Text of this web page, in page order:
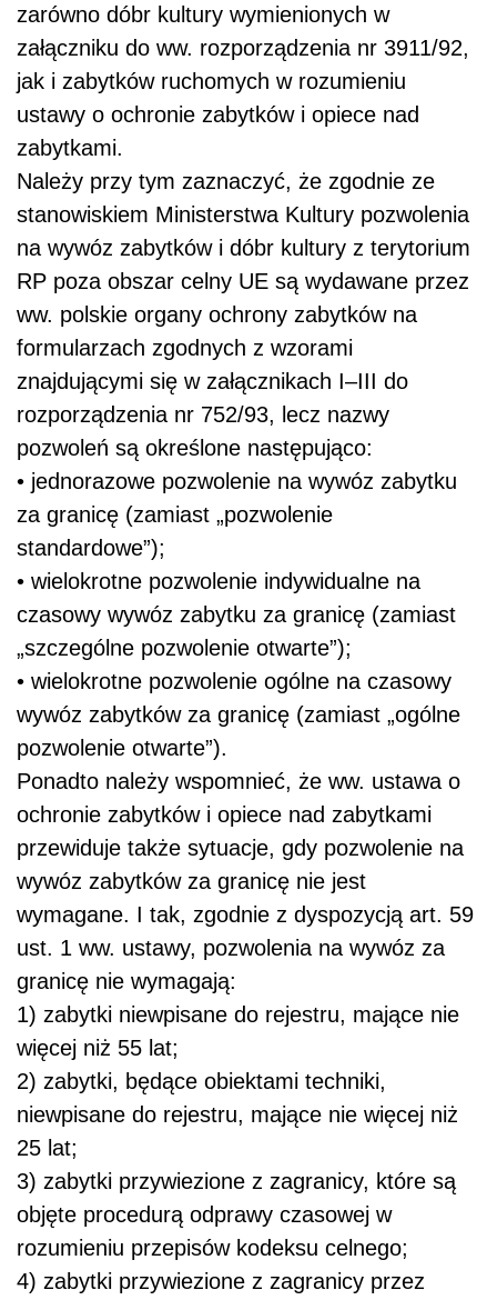
zarówno dóbr kultury wymienionych w
załączniku do ww. rozporządzenia nr 3911/92,
jak i zabytków ruchomych w rozumieniu
ustawy o ochronie zabytków i opiece nad
zabytkami.
Należy przy tym zaznaczyć, że zgodnie ze
stanowiskiem Ministerstwa Kultury pozwolenia
na wywóz zabytków i dóbr kultury z terytorium
RP poza obszar celny UE są wydawane przez
ww. polskie organy ochrony zabytków na
formularzach zgodnych z wzorami
znajdującymi się w załącznikach I–III do
rozporządzenia nr 752/93, lecz nazwy
pozwoleń są określone następująco:
• jednorazowe pozwolenie na wywóz zabytku
za granicę (zamiast „pozwolenie
standardowe”);
• wielokrotne pozwolenie indywidualne na
czasowy wywóz zabytku za granicę (zamiast
„szczególne pozwolenie otwarte”);
• wielokrotne pozwolenie ogólne na czasowy
wywóz zabytków za granicę (zamiast „ogólne
pozwolenie otwarte”).
Ponadto należy wspomnieć, że ww. ustawa o
ochronie zabytków i opiece nad zabytkami
przewiduje także sytuacje, gdy pozwolenie na
wywóz zabytków za granicę nie jest
wymagane. I tak, zgodnie z dyspozycją art. 59
ust. 1 ww. ustawy, pozwolenia na wywóz za
granicę nie wymagają:
1) zabytki niewpisane do rejestru, mające nie
więcej niż 55 lat;
2) zabytki, będące obiektami techniki,
niewpisane do rejestru, mające nie więcej niż
25 lat;
3) zabytki przywiezione z zagranicy, które są
objęte procedurą odprawy czasowej w
rozumieniu przepisów kodeksu celnego;
4) zabytki przywiezione z zagranicy przez